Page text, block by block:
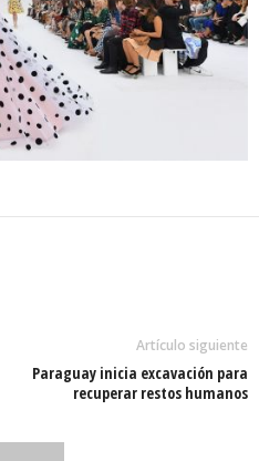
Artículo siguiente
Paraguay inicia excavación para
recuperar restos humanos